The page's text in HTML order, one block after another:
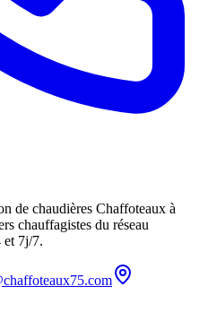
de chaudières Chaffoteaux à
chauffagistes du réseau
et 7j/7.